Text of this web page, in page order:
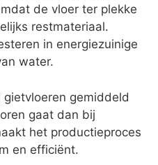
de vloer ter plekke
restmateriaal.
in energiezuinige
water.
gemiddeld
gaat dan bij
het productieproces
en efficiënt.